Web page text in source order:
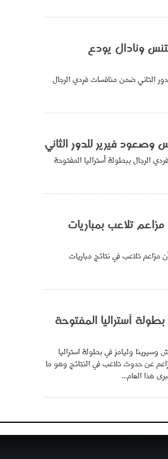
ونادال يودع
الثاني ضمن منافسات فردي الرجال
وصعود فيرير للدور الثاني
الرجال ببطولة أستراليا المفتوحة
تلاعب بمباريات
تلاعب في نتائج مباريات
أستراليا المفتوحة
وسيرينا وليامز في بطولة استراليا
عن حدوث تلاعب في النتائج وهو ما
هذا العام...